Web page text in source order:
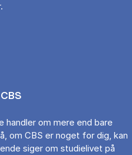
handler om mere end bare
om CBS er noget for dig, kan
siger om studielivet på